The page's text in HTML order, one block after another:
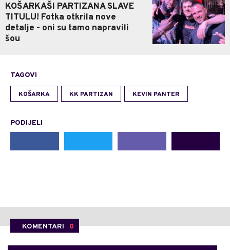
KOŠARKAŠI PARTIZANA SLAVE
TITULU! Fotka otkrila nove
detalje - oni su tamo napravili
šou
TAGOVI
KOŠARKA KK PARTIZAN KEVIN PANTER
PODIJELI
KOMENTARI 0